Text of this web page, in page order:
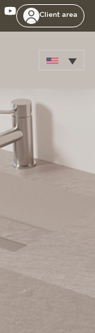
Client area